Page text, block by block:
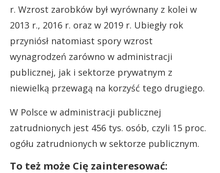
r. Wzrost zarobków był wyrównany z kolei w
2013 r., 2016 r. oraz w 2019 r. Ubiegły rok
przyniósł natomiast spory wzrost
wynagrodzeń zarówno w administracji
publicznej, jak i sektorze prywatnym z
niewielką przewagą na korzyść tego drugiego.
W Polsce w administracji publicznej
zatrudnionych jest 456 tys. osób, czyli 15 proc.
ogółu zatrudnionych w sektorze publicznym.
To też może Cię zainteresować: